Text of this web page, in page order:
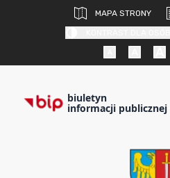
MAPA STRONY
biuletyn
informacji publicznej